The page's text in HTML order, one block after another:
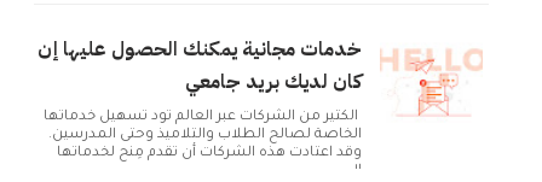
خدمات مجانية يمكنك الحصول عليها إن
كان لديك بريد جامعي
الكثير من الشركات عبر العالم تود تسهيل خدماتها
الخاصة لصالح الطلاب والتلاميذ وحتى المدرسين.
وقد اعتادت هذه الشركات أن تقدم مِنح لخدماتها
ال...